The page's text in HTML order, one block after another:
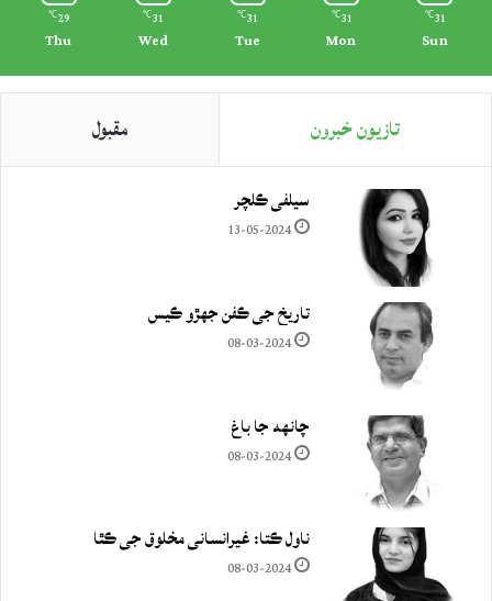
31
℃
Sun
31
℃
Mon
31
℃
Tue
31
℃
Wed
29
℃
Thu
تازيون خبرون مقبول
سيلفي ڪلچر
13-05-2024
تاريخ جي ڪفن جھڙو ڪيس
08-03-2024
چانهه جا باغ
08-03-2024
ناول ڪتا: غيرانساني مخلوق جي ڪٿا
08-03-2024